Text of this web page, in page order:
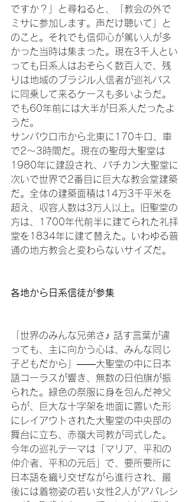
ですか？」と尋ねると、「教会の外で
ミサに参加します。声だけ聴いて」と
のこと。それでも信仰心が篤い人が多
かった当時は集まった。現在3千人とい
っても日系人はおそらく数百人で、残
りは地域のブラジル人信者が巡礼バス
に同乗して来るケースも多いようだ。
でも60年前には大半が日系人だったよ
うだ。
サンパウロ市から北東に170キロ、車
で2～3時間だ。現在の聖母大聖堂は
1980年に建設され、バチカン大聖堂に
次いで世界で2番目に巨大な教会堂建築
だ。全体の建築面積は14万3千平米を
超え、収容人数は3万人以上。旧聖堂の
方は、1700年代前半に建てられた礼拝
堂を1834年に建て替えた。いわゆる普
通の地方教会と変わらないサイズだ。
各地から日系信徒が参集
「世界のみんな兄弟さ♪ 話す言葉が違
っても、主に向かう心は、みんな同じ
子どもだから」――大聖堂の中に日本
語コーラスが響き、無数の日伯旗が振
られた。緑色の祭服に身を包んだ神父
らが、巨大な十字架を地面に置いた形
にレイアウトされた大聖堂の中央部の
舞台に立ち、赤嶺大司教が司式した。
今年の巡礼テーマは「マリア、平和の
仲介者、平和の元后」で、要所要所に
日本語を織り交ぜながら進行され、最
後には着物姿の若い女性2人がアパレシ